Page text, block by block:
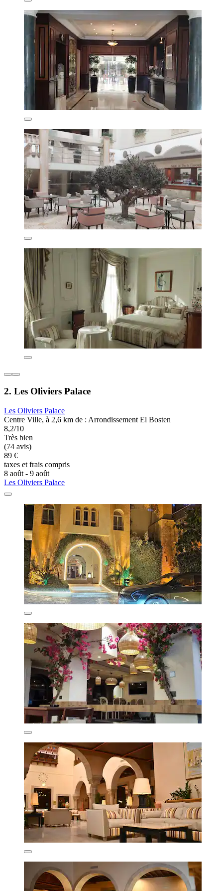
2. Les Oliviers Palace
Les Oliviers Palace
Centre Ville, à 2,6 km de : Arrondissement El Bosten
8,2/10
Très bien
(74 avis)
89 €
taxes et frais compris
8 août - 9 août
Les Oliviers Palace